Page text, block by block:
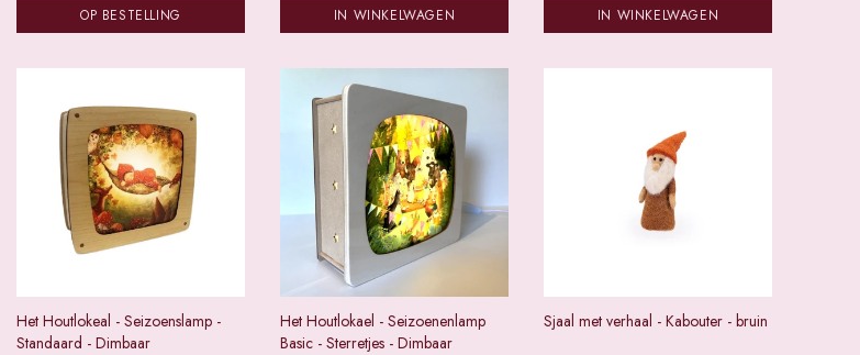
OP BESTELLING IN WINKELWAGEN IN WINKELWAGEN
Het Houtlokeal - Seizoenslamp -
Standaard - Dimbaar
Het Houtlokael - Seizoenenlamp
Basic - Sterretjes - Dimbaar
Sjaal met verhaal - Kabouter - bruin